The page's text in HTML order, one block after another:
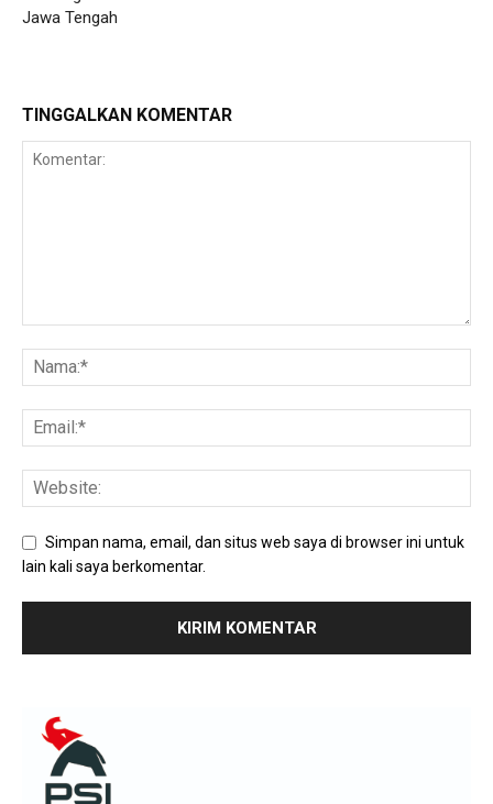
Jawa Tengah
TINGGALKAN KOMENTAR
Simpan nama, email, dan situs web saya di browser ini untuk
lain kali saya berkomentar.